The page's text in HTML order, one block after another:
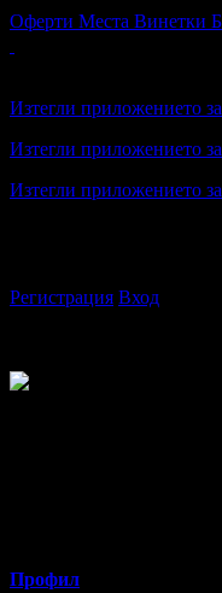
Оферти Места Винетки
Изтегли приложението за
Изтегли приложението за
Изтегли приложението за
Регистрация Вход
Профил